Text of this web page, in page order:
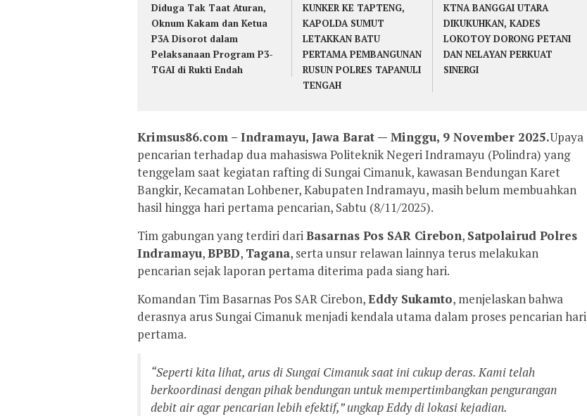
Diduga Tak Taat Aturan,
Oknum Kakam dan Ketua
P3A Disorot dalam
Pelaksanaan Program P3-
TGAI di Rukti Endah
KUNKER KE TAPTENG,
KAPOLDA SUMUT
LETAKKAN BATU
PERTAMA PEMBANGUNAN
RUSUN POLRES TAPANULI
TENGAH
KTNA BANGGAI UTARA
DIKUKUHKAN, KADES
LOKOTOY DORONG PETANI
DAN NELAYAN PERKUAT
SINERGI
Krimsus86.com – Indramayu, Jawa Barat — Minggu, 9 November 2025.Upaya
pencarian terhadap dua mahasiswa Politeknik Negeri Indramayu (Polindra) yang
tenggelam saat kegiatan rafting di Sungai Cimanuk, kawasan Bendungan Karet
Bangkir, Kecamatan Lohbener, Kabupaten Indramayu, masih belum membuahkan
hasil hingga hari pertama pencarian, Sabtu (8/11/2025).
Tim gabungan yang terdiri dariBasarnas Pos SAR Cirebon, Satpolairud Polres
Indramayu,BPBD, Tagana, serta unsur relawan lainnya terus melakukan
pencarian sejak laporan pertama diterima pada siang hari.
Komandan Tim Basarnas Pos SAR Cirebon,Eddy Sukamto, menjelaskan bahwa
derasnya arus Sungai Cimanuk menjadi kendala utama dalam proses pencarian hari
pertama.
“Seperti kita lihat, arus di Sungai Cimanuk saat ini cukup deras. Kami telah
berkoordinasi dengan pihak bendungan untuk mempertimbangkan pengurangan
debit air agar pencarian lebih efektif,” ungkap Eddy di lokasi kejadian.